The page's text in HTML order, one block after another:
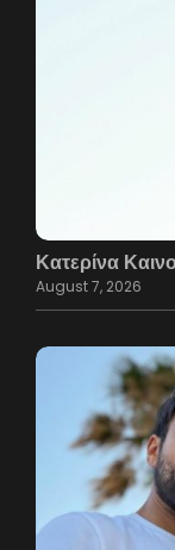
Κατερίνα
August 7, 2026